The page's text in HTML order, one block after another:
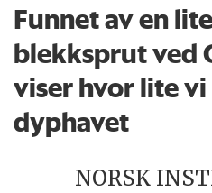
Funnet av en
blekksprut ved
viser hvor lite
dyphavet
NORSK